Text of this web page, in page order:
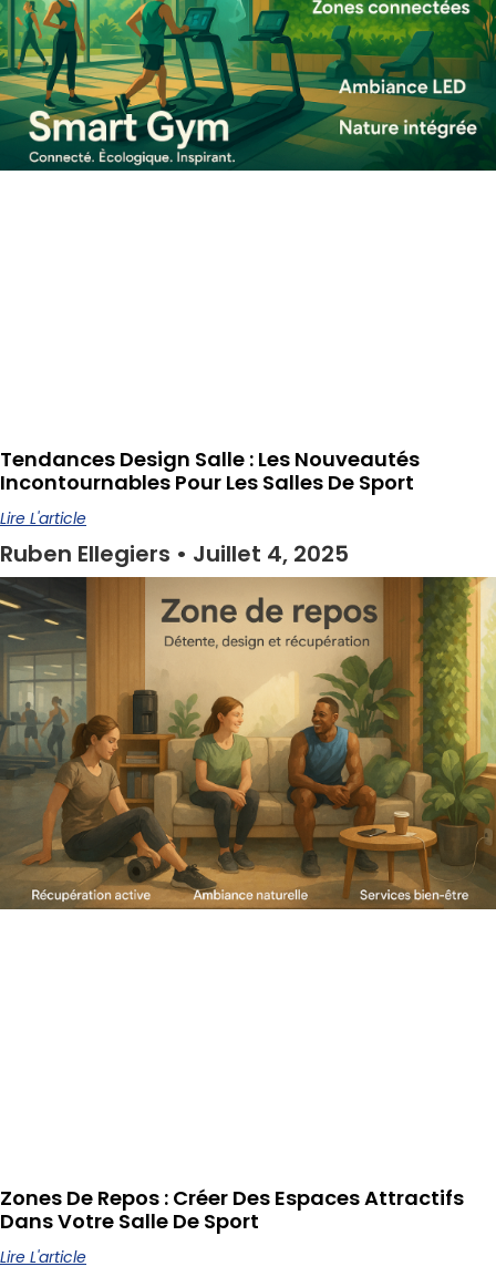
Tendances Design Salle : Les Nouveautés
Incontournables Pour Les Salles De Sport
Lire L'article
Ruben Ellegiers Juillet 4, 2025
Zones De Repos : Créer Des Espaces Attractifs
Dans Votre Salle De Sport
Lire L'article